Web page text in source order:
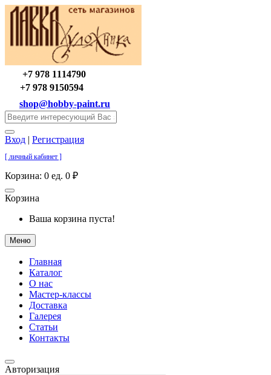
+7 978 1114790
+7 978 9150594
shop@hobby-paint.ru
Вход | Регистрация
[ личный кабинет ]
Корзина: 0 ед. 0 ₽
Корзина
Ваша корзина пуста!
Меню
Главная
Каталог
О нас
Мастер-классы
Доставка
Галерея
Статьи
Контакты
Авторизация